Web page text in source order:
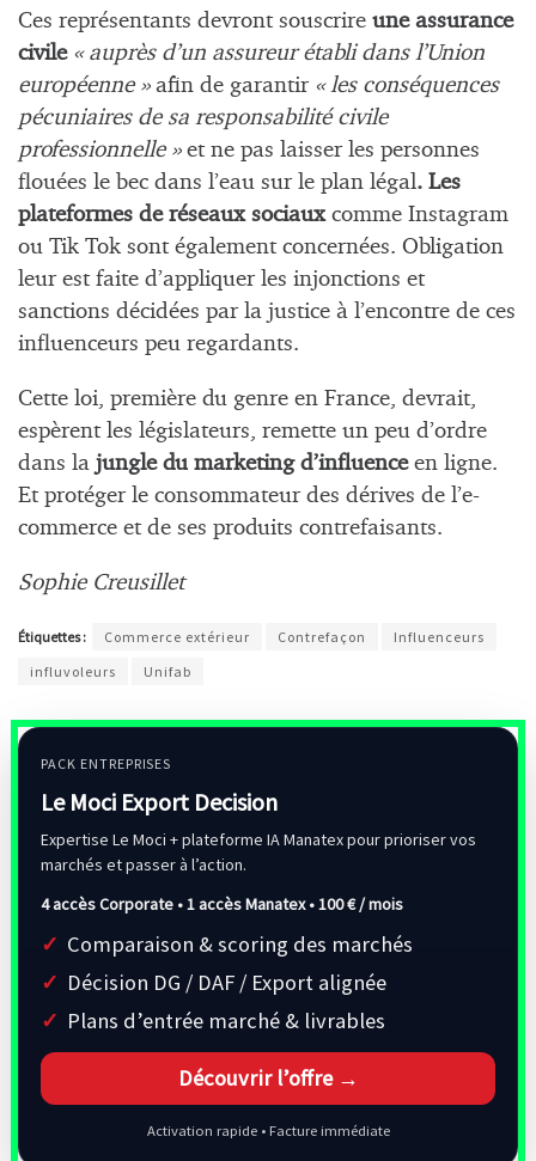
Ces représentants devront souscrire une assurance
civile « auprès d’un assureur établi dans l’Union
européenne »afin de garantir « les conséquences
pécuniaires de sa responsabilité civile
professionnelle »et ne pas laisser les personnes
flouées le bec dans l’eau sur le plan légal . Les
plateformes de réseaux sociauxcomme Instagram
ou Tik Tok sont également concernées. Obligation
leur est faite d’appliquer les injonctions et
sanctions décidées par la justice à l’encontre de ces
influenceurs peu regardants.
Cette loi, première du genre en France, devrait,
espèrent les législateurs, remette un peu d’ordre
dans la jungle du marketing d’influenceen ligne.
Et protéger le consommateur des dérives de l’e-
commerce et de ses produits contrefaisants.
Sophie Creusillet
Étiquettes : Commerce extérieur Contrefaçon
Influenceurs
influvoleurs
Unifab
PACK ENTREPRISES
Le Moci Export Decision
Expertise Le Moci + plateforme IA Manatex pour prioriser vos
marchés et passer à l’action.
4 accès Corporate • 1 accès Manatex •100 € / mois
Comparaison & scoring des marchés
Décision DG / DAF / Export alignée
Plans d’entrée marché & livrables
Découvrir l’offre →
Activation rapide • Facture immédiate